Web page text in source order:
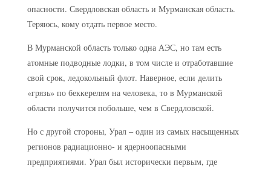
опасности. Свердловская область и Мурманская область.
Теряюсь, кому отдать первое место.
В Мурманской область только одна АЭС, но там есть
атомные подводные лодки, в том числе и отработавшие
свой срок, ледокольный флот. Наверное, если делить
«грязь» по беккерелям на человека, то в Мурманской
области получится побольше, чем в Свердловской.
Но с другой стороны, Урал – один из самых насыщенных
регионов радиационно- и ядерноопасными
предприятиями. Урал был исторически первым, где